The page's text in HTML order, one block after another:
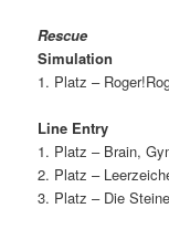
Rescue
Simulation
1. Platz –
Line Entry
1. Platz – Brain,
2. Platz –
3. Platz – Die